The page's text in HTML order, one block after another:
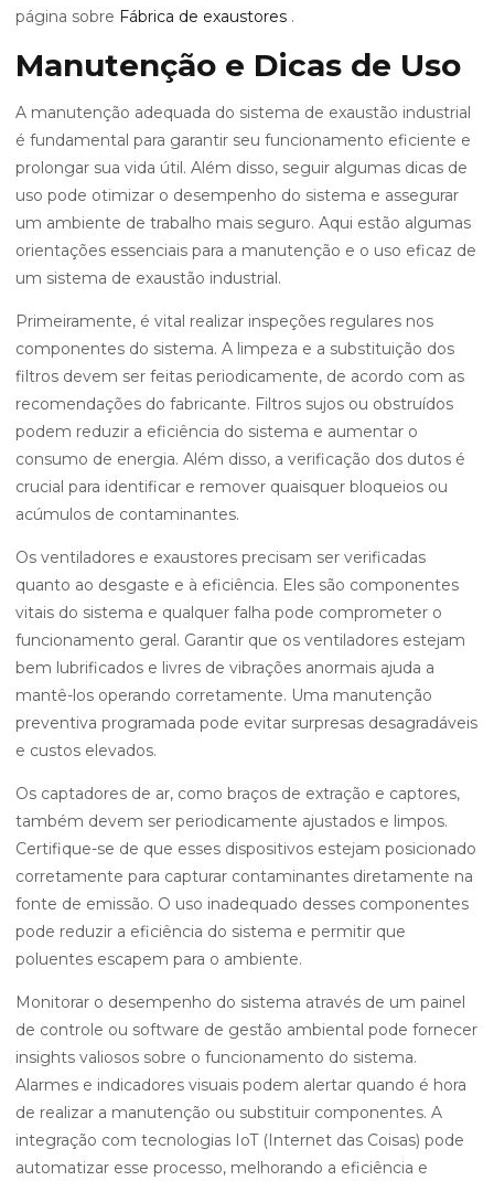
página sobre Fábrica de exaustores .
Manutenção e Dicas de Uso
A manutenção adequada do sistema de exaustão industrial
é fundamental para garantir seu funcionamento eficiente e
prolongar sua vida útil. Além disso, seguir algumas dicas de
uso pode otimizar o desempenho do sistema e assegurar
um ambiente de trabalho mais seguro. Aqui estão algumas
orientações essenciais para a manutenção e o uso eficaz de
um sistema de exaustão industrial.
Primeiramente, é vital realizar inspeções regulares nos
componentes do sistema. A limpeza e a substituição dos
filtros devem ser feitas periodicamente, de acordo com as
recomendações do fabricante. Filtros sujos ou obstruídos
podem reduzir a eficiência do sistema e aumentar o
consumo de energia. Além disso, a verificação dos dutos é
crucial para identificar e remover quaisquer bloqueios ou
acúmulos de contaminantes.
Os ventiladores e exaustores precisam ser verificadas
quanto ao desgaste e à eficiência. Eles são componentes
vitais do sistema e qualquer falha pode comprometer o
funcionamento geral. Garantir que os ventiladores estejam
bem lubrificados e livres de vibrações anormais ajuda a
mantê-los operando corretamente. Uma manutenção
preventiva programada pode evitar surpresas desagradáveis
e custos elevados.
Os captadores de ar, como braços de extração e captores,
também devem ser periodicamente ajustados e limpos.
Certifique-se de que esses dispositivos estejam posicionado
corretamente para capturar contaminantes diretamente na
fonte de emissão. O uso inadequado desses componentes
pode reduzir a eficiência do sistema e permitir que
poluentes escapem para o ambiente.
Monitorar o desempenho do sistema através de um painel
de controle ou software de gestão ambiental pode fornecer
insights valiosos sobre o funcionamento do sistema.
Alarmes e indicadores visuais podem alertar quando é hora
de realizar a manutenção ou substituir componentes. A
integração com tecnologias IoT (Internet das Coisas) pode
automatizar esse processo, melhorando a eficiência e